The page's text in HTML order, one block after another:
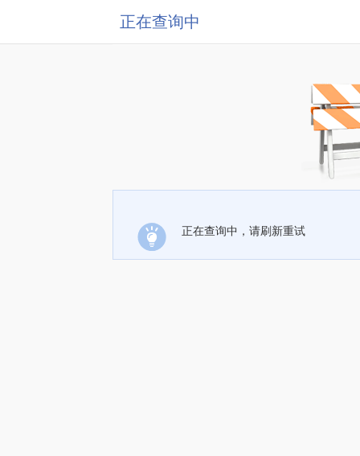
正在查询中
正在查询中，请刷新重试